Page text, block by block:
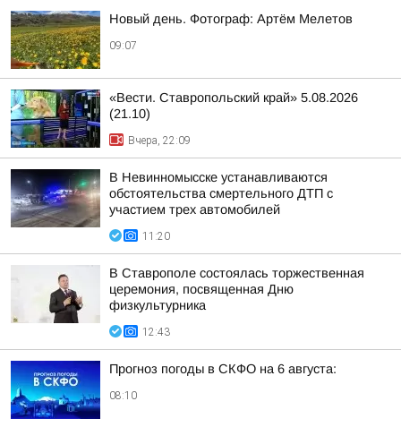
Новый день. Фотограф: Артём Мелетов
09:07
«Вести. Ставропольский край» 5.08.2026
(21.10)
Вчера, 22:09
В Невинномысске устанавливаются
обстоятельства смертельного ДТП с
участием трех автомобилей
11:20
В Ставрополе состоялась торжественная
церемония, посвященная Дню
физкультурника
12:43
Прогноз погоды в СКФО на 6 августа:
08:10